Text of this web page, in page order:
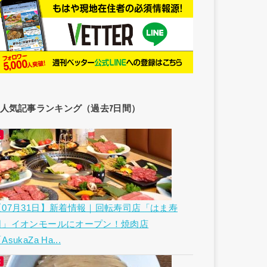
人気記事ランキング（過去7日間）
07月31日】新着情報｜回転寿司店「はま寿
」イオンモールにオープン！焼肉店
AsukaZa Ha...